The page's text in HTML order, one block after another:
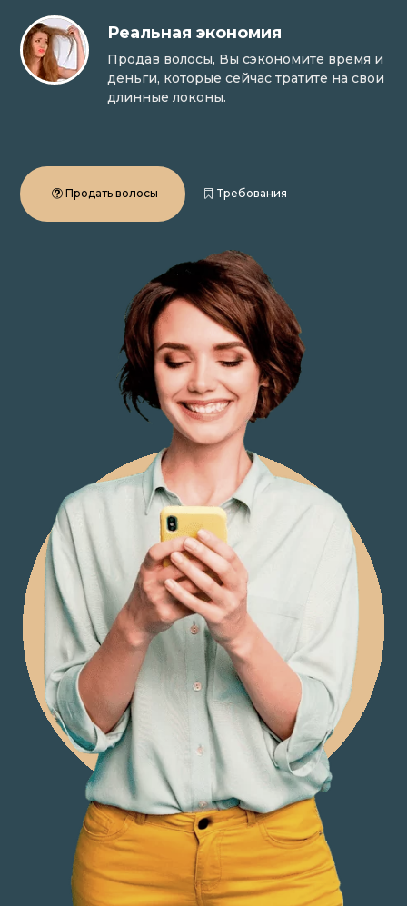
Реальная экономия
Продав волосы, Вы сэкономите время и
деньги, которые сейчас тратите на свои
длинные локоны.
Продать волосы Требования